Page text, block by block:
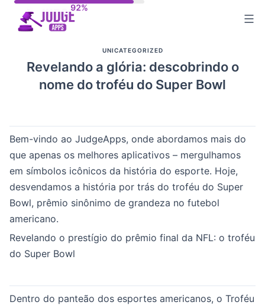
UNICATEGORIZED
Revelando a glória: descobrindo o
nome do troféu do Super Bowl
Bem-vindo ao JudgeApps, onde abordamos mais do
que apenas os melhores aplicativos – mergulhamos
em símbolos icônicos da história do esporte. Hoje,
desvendamos a história por trás do troféu do Super
Bowl, prêmio sinônimo de grandeza no futebol
americano.
Revelando o prestígio do prêmio final da NFL: o troféu
do Super Bowl
Dentro do panteão dos esportes americanos, o Troféu